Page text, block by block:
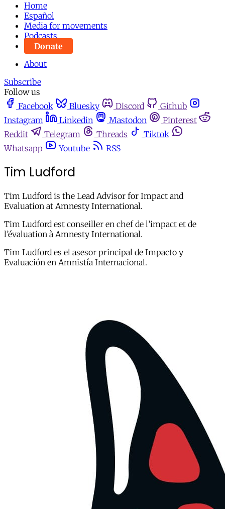
Home
Español
Media for movements
Podcasts
Donate
About
Subscribe
Follow us
Facebook
Bluesky Discord
Github
Instagram
Linkedin Mastodon
Pinterest
Reddit
Telegram Threads
Tiktok
Whatsapp
Youtube RSS
Tim Ludford
Tim Ludford is the Lead Advisor for Impact and
Evaluation at Amnesty International.
Tim Ludford est conseiller en chef de l’impact et de
l’évaluation à Amnesty International.
Tim Ludford es el asesor principal de Impacto y
Evaluación en Amnistía Internacional.